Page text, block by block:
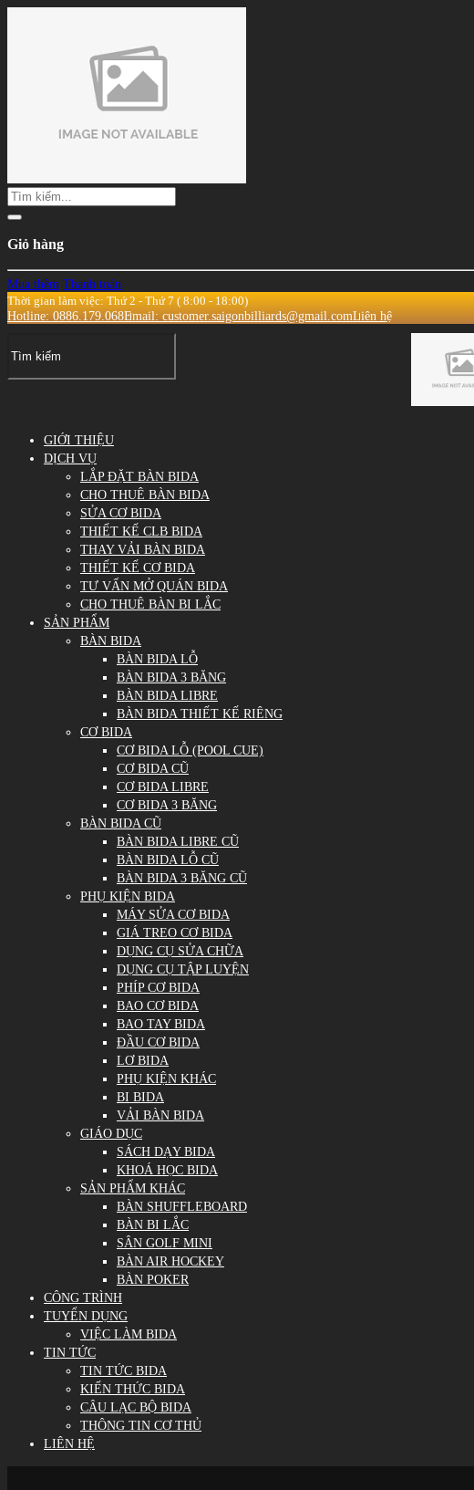
Giỏ hàng
Mua thêm Thanh toán
Thời gian làm việc: Thứ 2 - Thứ 7 ( 8:00 - 18:00)
Hotline: 0886.179.068Email: customer.saigonbilliards@gmail.comLiên hệ
GIỚI THIỆU
DỊCH VỤ
LẮP ĐẶT BÀN BIDA
CHO THUÊ BÀN BIDA
SỬA CƠ BIDA
THIẾT KẾ CLB BIDA
THAY VẢI BÀN BIDA
THIẾT KẾ CƠ BIDA
TƯ VẤN MỞ QUÁN BIDA
CHO THUÊ BÀN BI LẮC
SẢN PHẨM
BÀN BIDA
BÀN BIDA LỖ
BÀN BIDA 3 BĂNG
BÀN BIDA LIBRE
BÀN BIDA THIẾT KẾ RIÊNG
CƠ BIDA
CƠ BIDA LỖ (POOL CUE)
CƠ BIDA CŨ
CƠ BIDA LIBRE
CƠ BIDA 3 BĂNG
BÀN BIDA CŨ
BÀN BIDA LIBRE CŨ
BÀN BIDA LỖ CŨ
BÀN BIDA 3 BĂNG CŨ
PHỤ KIỆN BIDA
MÁY SỬA CƠ BIDA
GIÁ TREO CƠ BIDA
DỤNG CỤ SỬA CHỮA
DỤNG CỤ TẬP LUYỆN
PHÍP CƠ BIDA
BAO CƠ BIDA
BAO TAY BIDA
ĐẦU CƠ BIDA
LƠ BIDA
PHỤ KIỆN KHÁC
BI BIDA
VẢI BÀN BIDA
GIÁO DỤC
SÁCH DẠY BIDA
KHOÁ HỌC BIDA
SẢN PHẨM KHÁC
BÀN SHUFFLEBOARD
BÀN BI LẮC
SÂN GOLF MINI
BÀN AIR HOCKEY
BÀN POKER
CÔNG TRÌNH
TUYỂN DỤNG
VIỆC LÀM BIDA
TIN TỨC
TIN TỨC BIDA
KIẾN THỨC BIDA
CÂU LẠC BỘ BIDA
THÔNG TIN CƠ THỦ
LIÊN HỆ